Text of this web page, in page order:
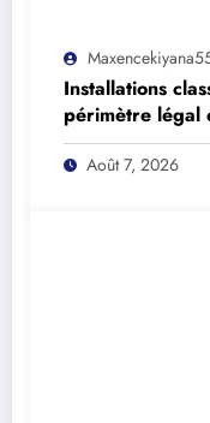
Installations
périmètre légal
13/015
Août 7, 2026